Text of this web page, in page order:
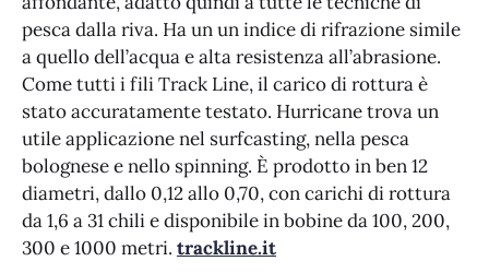
pesca dalla riva. Ha un un indice di rifrazione simile
a quello dell’acqua e alta resistenza all’abrasione.
Come tutti i fili Track Line, il carico di rottura è
stato accuratamente testato. Hurricane trova un
utile applicazione nel surfcasting, nella pesca
bolognese e nello spinning. È prodotto in ben 12
diametri, dallo 0,12 allo 0,70, con carichi di rottura
da 1,6 a 31 chili e disponibile in bobine da 100, 200,
300 e 1000 metri. trackline.it